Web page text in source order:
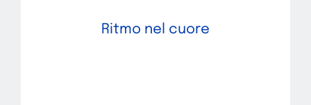
Ritmo nel cuore